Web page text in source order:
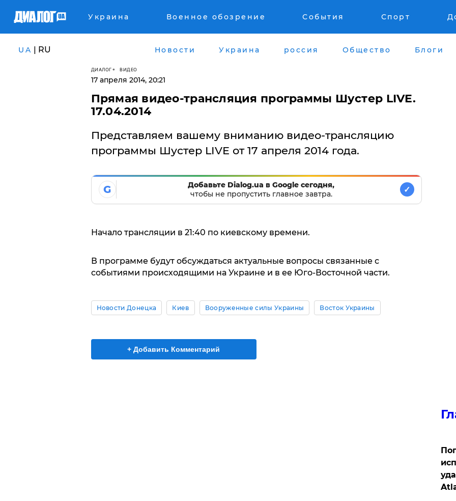
Украина Военное обозрение События Спорт
UA | RU Новости Украина россия Общество Блоги
ДИАЛОГ ВИДЕО
17 апреля 2014, 20:21
Прямая видео-трансляция программы Шустер LIVE.
17.04.2014
Представляем вашему вниманию видео-трансляцию
программы Шустер LIVE от 17 апреля 2014 года.
G
Добавьте Dialog.ua в Google сегодня,
чтобы не пропустить главное завтра.
✓
Начало трансляции в 21:40 по киевскому времени.
В программе будут обсуждаться актуальные вопросы связанные с
событиями происходящими на Украине и в ее Юго-Восточной части.
Новости Донецка Киев Вооруженные силы Украины Восток Украины
+ Добавить Комментарий